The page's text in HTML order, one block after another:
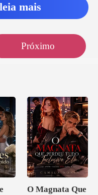
mais
Próximo
O Magnata Que